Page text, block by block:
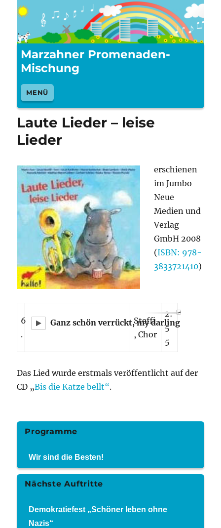
Marzahner Promenaden-
Mischung
MENÜ
Laute Lieder – leise
Lieder
erschienen
im Jumbo
Neue
Medien und
Verlag
GmbH 2008
(ISBN: 978-
3833721410)
6
.
Ganz schön verrückt, my darling
Steffi
, Chor
2:
5
5
Das Lied wurde erstmals veröffentlicht auf der
CD „Bis die Katze bellt“.
Programme
Wir sind die Besten!
Nächste Auftritte
Demokratiefest „Schöner leben ohne
Nazis“